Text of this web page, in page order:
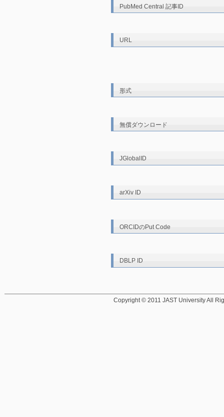
PubMed Central 記事ID
URL
形式
無償ダウンロード
JGlobalID
arXiv ID
ORCIDのPut Code
DBLP ID